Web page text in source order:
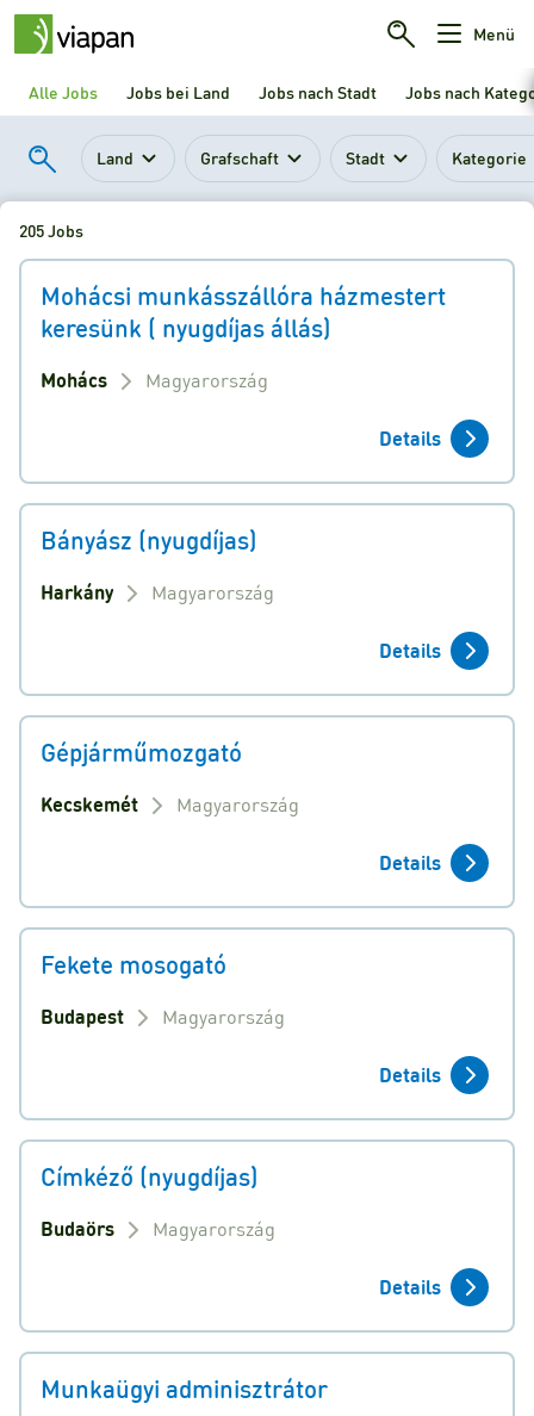
Menü
Alle Jobs Jobs bei Land Jobs nach Stadt Jobs nach
Land Grafschaft Stadt Kategorie
205 Jobs
Mohácsi munkásszállóra házmestert
keresünk ( nyugdíjas állás)
Mohács Magyarország
Details
Bányász (nyugdíjas)
Harkány Magyarország
Details
Gépjárműmozgató
Kecskemét Magyarország
Details
Fekete mosogató
Budapest Magyarország
Details
Címkéző (nyugdíjas)
Budaörs Magyarország
Details
Munkaügyi adminisztrátor